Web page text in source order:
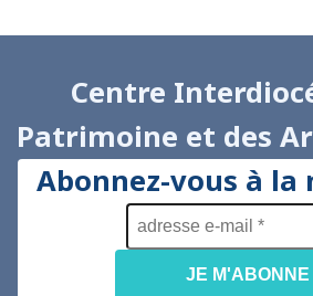
Centre
Patrimoine et des
Abonnez-vous à
adresse
e-
mail
*